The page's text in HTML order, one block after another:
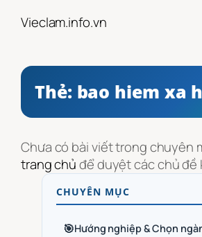
đến
dung
Vieclam.info.vn
Thẻ: bao hiem xa
Chưa có bài viết trong chuyên
trang chủđể duyệt các chủ đề
CHUYÊN MỤC
🎯Hướng nghiệp & Chọn